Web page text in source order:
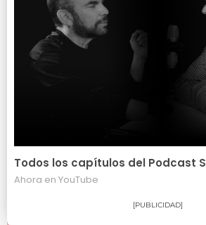
Todos los capítulos del Podcast
Ahora en YouTube
[PUBLICIDAD]